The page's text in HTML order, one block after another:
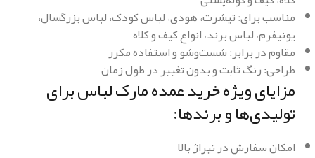
مناسب برای: تیشرت، هودی، لباس کودک، لباس بزرگسال،
یونیفرم، لباس برند، انواع کیف و کلاه
مقاوم در برابر: شست‌وشو و استفاده مکرر
طراحی: رنگ ثابت و بدون تغییر در طول زمان
مزایای ویژه خرید عمده مارک لباس برای
تولیدی‌ها و برندها:
امکان سفارش در تیراژ بالا